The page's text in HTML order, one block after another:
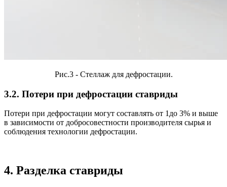
Рис.3 - Стеллаж для дефростации.
3.2. Потери при дефростации ставриды
Потери при дефростации могут составлять от 1до 3% и выше
в зависимости от добросовестности производителя сырья и
соблюдения технологии дефростации.
4. Разделка ставриды